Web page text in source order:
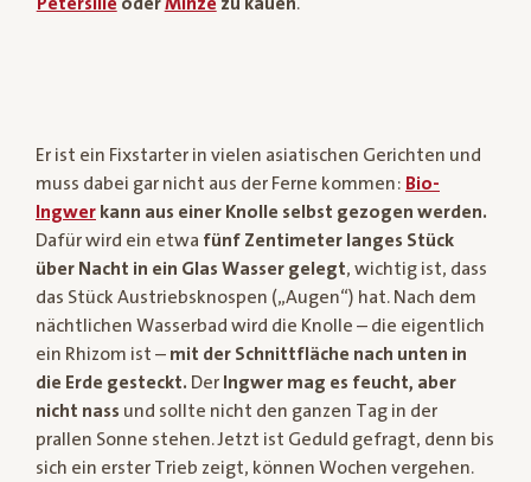
Er ist ein Fixstarter in vielen asiatischen Gerichten und
muss dabei gar nicht aus der Ferne kommen: Bio-
Ingwer kann aus einer Knolle selbst gezogen werden.
Dafür wird ein etwa fünf Zentimeter langes Stück
über Nacht in ein Glas Wasser gelegt, wichtig ist, dass
das Stück Austriebsknospen („Augen“) hat. Nach dem
nächtlichen Wasserbad wird die Knolle – die eigentlich
ein Rhizom ist – mit der Schnittfläche nach unten in
die Erde gesteckt. Der Ingwer mag es feucht, aber
nicht nass und sollte nicht den ganzen Tag in der
prallen Sonne stehen. Jetzt ist Geduld gefragt, denn bis
sich ein erster Trieb zeigt, können Wochen vergehen.